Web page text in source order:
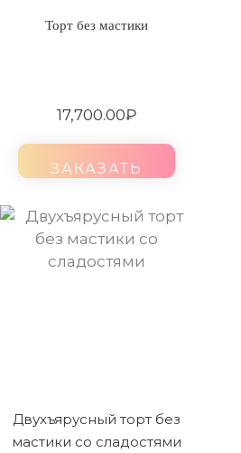
Торт без мастики
17,700.00₽
ЗАКАЗАТЬ
Двухъярусный торт без
мастики со сладостями